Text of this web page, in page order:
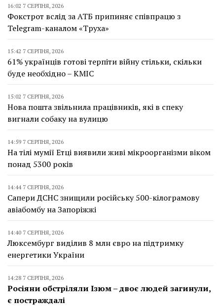
16:02 7 СЕРПНЯ, 2026
Фокстрот вслід за АТБ припиняє співпрацю з
Telegram-каналом «Труха»
15:42 7 СЕРПНЯ, 2026
61% українців готові терпіти війну стільки, скільки
буде необхідно – КМІС
15:02 7 СЕРПНЯ, 2026
Нова пошта звільнила працівників, які в спеку
вигнали собаку на вулицю
14:59 7 СЕРПНЯ, 2026
На тілі мумії Етці виявили живі мікроорганізми віком
понад 5300 років
14:44 7 СЕРПНЯ, 2026
Сапери ДСНС знищили російську 500-кілограмову
авіабомбу на Запоріжжі
14:40 7 СЕРПНЯ, 2026
Люксембург виділив 8 млн євро на підтримку
енергетики України
14:28 7 СЕРПНЯ, 2026
Росіяни обстріляли Ізюм – двоє людей загинули,
є постраждалі